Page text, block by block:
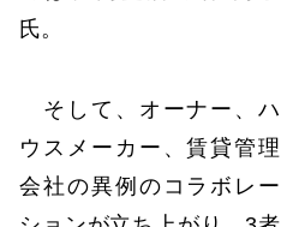
氏。
そして、オーナー、ハ
ウスメーカー、賃貸管理
会社の異例のコラボレー